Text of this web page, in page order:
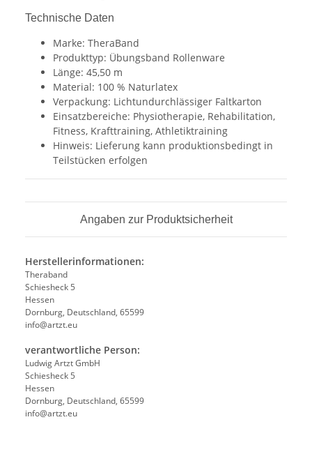
Technische Daten
Marke: TheraBand
Produkttyp: Übungsband Rollenware
Länge: 45,50 m
Material: 100 % Naturlatex
Verpackung: Lichtundurchlässiger Faltkarton
Einsatzbereiche: Physiotherapie, Rehabilitation,
Fitness, Krafttraining, Athletiktraining
Hinweis: Lieferung kann produktionsbedingt in
Teilstücken erfolgen
Angaben zur Produktsicherheit
Herstellerinformationen:
Theraband
Schiesheck 5
Hessen
Dornburg, Deutschland, 65599
info@artzt.eu
verantwortliche Person:
Ludwig Artzt GmbH
Schiesheck 5
Hessen
Dornburg, Deutschland, 65599
info@artzt.eu